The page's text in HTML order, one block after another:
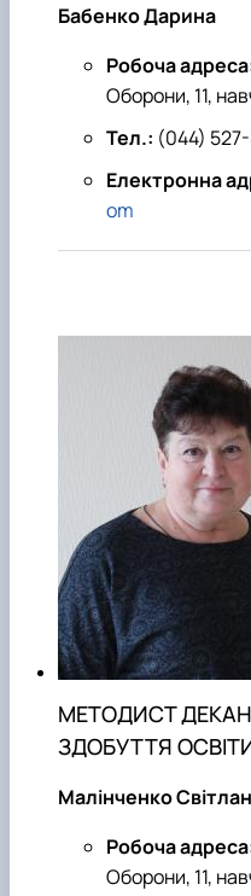
Бабенко Дарина
Робоча
Оборони, 11,
Тел.: (044)
Електронна
om
МЕТОДИСТ
ЗДОБУТТЯ
Малінченко
Робоча
Оборони, 11,